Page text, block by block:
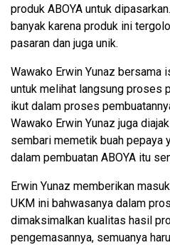
produk ABOYA untuk
banyak karena produk ini
pasaran dan juga unik.
Wawako Erwin Yunaz bersama
untuk melihat langsung proses
ikut dalam proses
Wawako Erwin Yunaz juga
sembari memetik buah pepaya
dalam pembuatan ABOYA itu
Erwin Yunaz memberikan
UKM ini bahwasanya dalam
dimaksimalkan kualitas hasil
pengemasannya, semuanya